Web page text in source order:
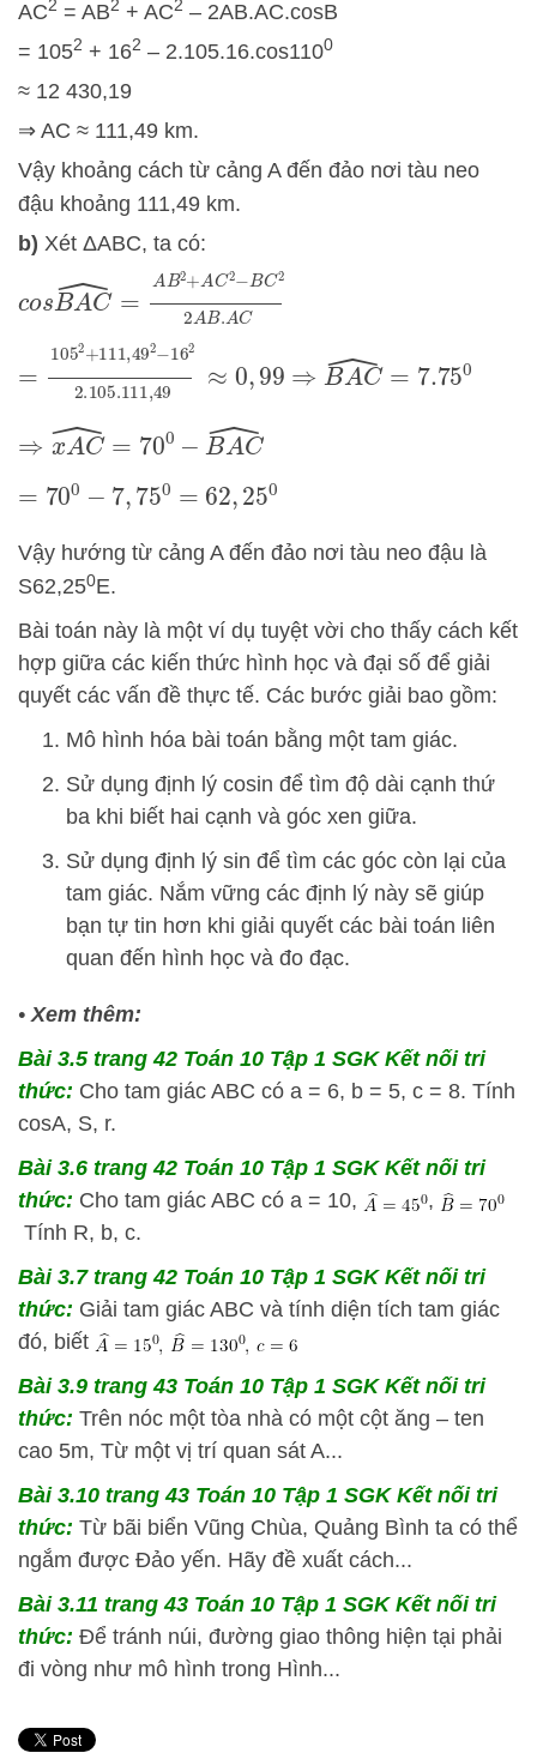
AC2 = AB2 + AC2 – 2AB.AC.cosB
= 1052 + 162 – 2.105.16.cos1100
≈ 12 430,19
⇒ AC ≈ 111,49 km.
Vậy khoảng cách từ cảng A đến đảo nơi tàu neo
đậu khoảng 111,49 km.
b) Xét ΔABC, ta có:
sBAC AB2+AC2−B
1052+111,492 .111, 99
⇒BAC^=7.750
⇒xA C^=700− BAC ^
=700−7 ,750= 62 ,25 0
Vậy hướng từ cảng A đến đảo nơi tàu neo đậu là
S62,250E.
Bài toán này là một ví dụ tuyệt vời cho thấy cách kết
hợp giữa các kiến thức hình học và đại số để giải
quyết các vấn đề thực tế. Các bước giải bao gồm:
Mô hình hóa bài toán bằng một tam giác.
Sử dụng định lý cosin để tìm độ dài cạnh thứ
ba khi biết hai cạnh và góc xen giữa.
Sử dụng định lý sin để tìm các góc còn lại của
tam giác. Nắm vững các định lý này sẽ giúp
bạn tự tin hơn khi giải quyết các bài toán liên
quan đến hình học và đo đạc.
•Xem thêm:
Bài 3.5 trang 42 Toán 10 Tập 1 SGK Kết nối tri
thức: Cho tam giác ABC có a = 6, b = 5, c = 8. Tính
cosA, S, r.
Bài 3.6 trang 42 Toán 10 Tập 1 SGK Kết nối tri
thức: Cho tam giác ABC có a = 10,
,
Tính R, b, c.
Bài 3.7 trang 42 Toán 10 Tập 1 SGK Kết nối tri
thức: Giải tam giác ABC và tính diện tích tam giác
đó, biết
Bài 3.9 trang 43 Toán 10 Tập 1 SGK Kết nối tri
thức: Trên nóc một tòa nhà có một cột ăng – ten
cao 5m, Từ một vị trí quan sát A...
Bài 3.10 trang 43 Toán 10 Tập 1 SGK Kết nối tri
thức: Từ bãi biển Vũng Chùa, Quảng Bình ta có thể
ngắm được Đảo yến. Hãy đề xuất cách...
Bài 3.11 trang 43 Toán 10 Tập 1 SGK Kết nối tri
thức: Để tránh núi, đường giao thông hiện tại phải
đi vòng như mô hình trong Hình...